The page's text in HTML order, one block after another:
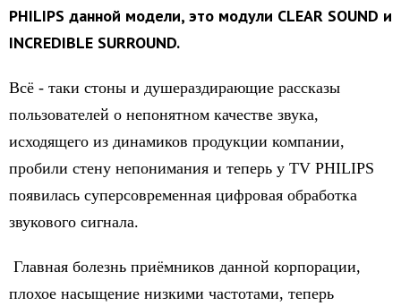
PHILIPS данной модели, это модули CLEAR SOUND и
INCREDIBLE SURROUND.
Всё - таки стоны и душераздирающие рассказы
пользователей о непонятном качестве звука,
исходящего из динамиков продукции компании,
пробили стену непонимания и теперь у TV PHILIPS
появилась суперсовременная цифровая обработка
звукового сигнала.
Главная болезнь приёмников данной корпорации,
плохое насыщение низкими частотами, теперь